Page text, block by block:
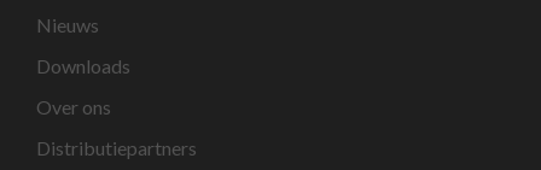
Nieuws
Downloads
Over ons
Distributiepartners